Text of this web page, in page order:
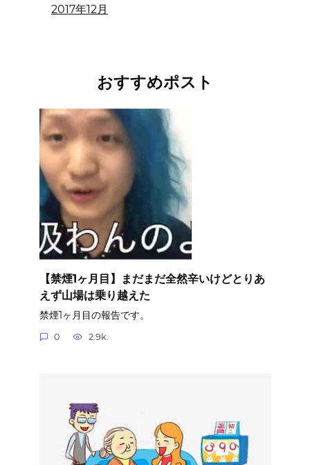
2017年12月
おすすめポスト
【禁煙1ヶ月目】まだまだ全然辛いけどとりあ
えず山場は乗り越えた
禁煙1ヶ月目の報告です。
0 2.9k.